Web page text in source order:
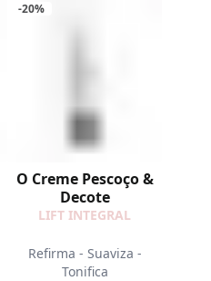
-20%
O Creme Pescoço &
Decote
LIFT INTEGRAL
Refirma - Suaviza -
Tonifica